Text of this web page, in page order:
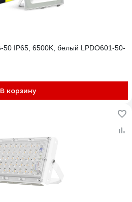
IP65, 6500K, белый LPDO601-50-
В корзину